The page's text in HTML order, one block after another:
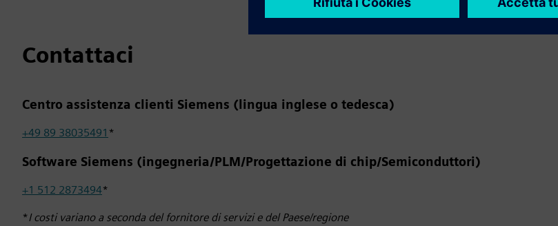
Contattaci
Centro assistenza clienti Siemens (lingua inglese o tedesca)
+49 89 38035491 *
Software Siemens (ingegneria/PLM/Progettazione di chip/Semiconduttori)
+1 512 2873494*
*I costi variano a seconda del fornitore di servizi e del Paese/regione